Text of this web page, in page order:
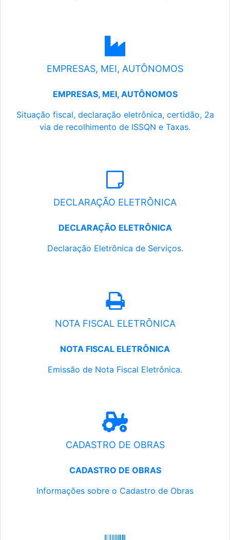
EMPRESAS, MEI, AUTÔNOMOS
EMPRESAS, MEI, AUTÔNOMOS
Situação fiscal, declaração eletrônica, certidão, 2a
via de recolhimento de ISSQN e Taxas.
DECLARAÇÃO ELETRÔNICA
DECLARAÇÃO ELETRÔNICA
Declaração Eletrônica de Serviços.
NOTA FISCAL ELETRÔNICA
NOTA FISCAL ELETRÔNICA
Emissão de Nota Fiscal Eletrônica.
CADASTRO DE OBRAS
CADASTRO DE OBRAS
Informações sobre o Cadastro de Obras